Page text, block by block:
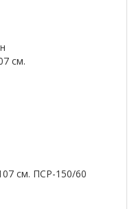
см. ПСР-150/60